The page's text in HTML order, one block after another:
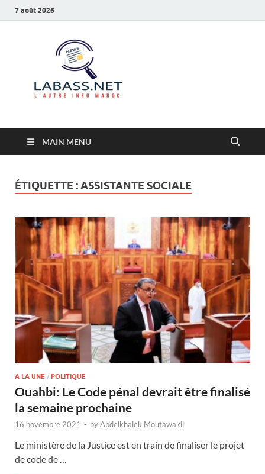
7 août 2026
MAIN MENU
ÉTIQUETTE :ASSISTANTE SOCIALE
A LA UNE / POLITIQUE
Ouahbi: Le Code pénal devrait être finalisé
la semaine prochaine
16 novembre 2021 - byAbdelkhalek Moutawakil
Le ministère de la Justice est en train de finaliser le projet
de code de …